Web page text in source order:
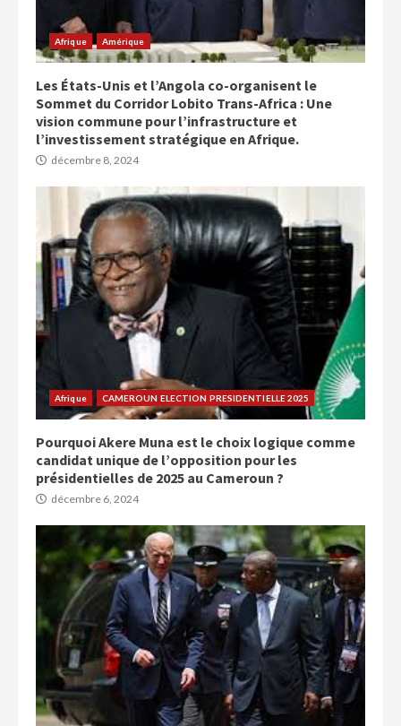
Afrique Amérique
Les États-Unis et l’Angola co-organisent le
Sommet du Corridor Lobito Trans-Africa : Une
vision commune pour l’infrastructure et
l’investissement stratégique en Afrique.
décembre 8, 2024
Afrique CAMEROUN ELECTION PRESIDENTIELLE 2025
Pourquoi Akere Muna est le choix logique comme
candidat unique de l’opposition pour les
présidentielles de 2025 au Cameroun ?
décembre 6, 2024